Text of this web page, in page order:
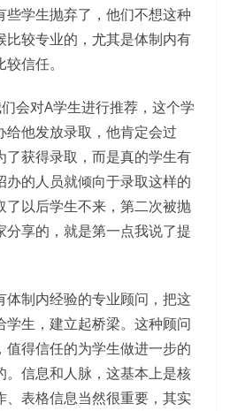
些学生抛弃了，他们不想这种
比较专业的，尤其是体制内有
信任。
会对A学生进行推荐，这个学
给他发放录取，他肯定会过
了获得录取，而是真的学生有
办的人员就倾向于录取这样的
了以后学生不来，第二次被抛
分享的，就是第一点我说了提
体制内经验的专业顾问，把这
学生，建立起桥梁。这种顾问
值得信任的为学生做进一步的
。信息和人脉，这基本上是核
、表格信息当然很重要，其实